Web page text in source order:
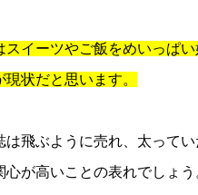
イーツやご飯をめいっぱ
状だと思います。
は飛ぶように売れ、太って
が高いことの表れでしょう